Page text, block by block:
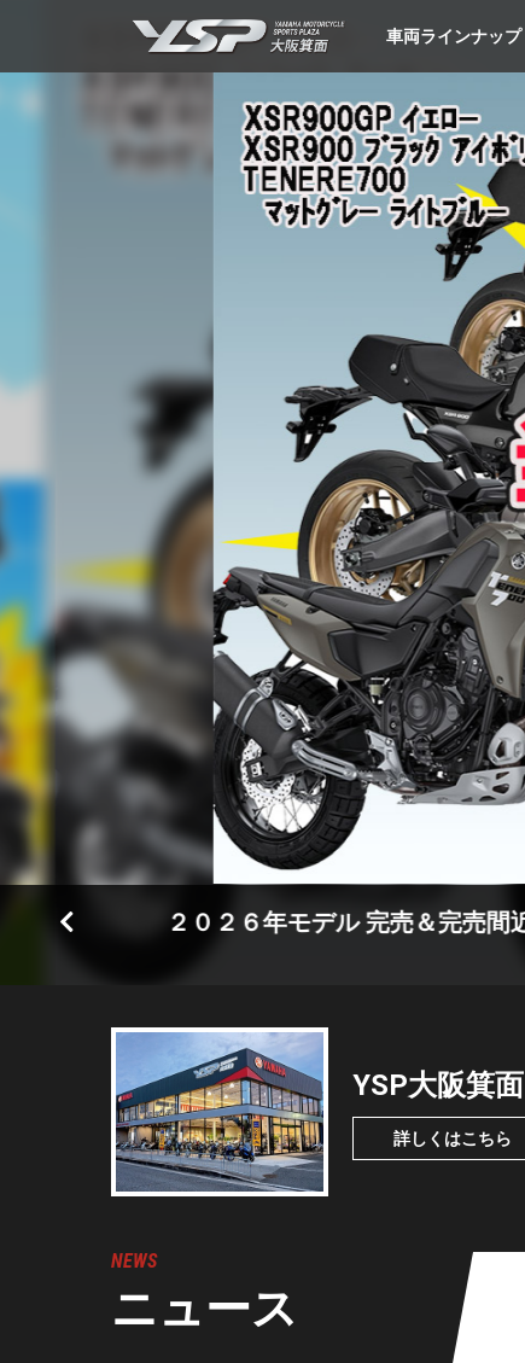
YSP大阪箕面
車両ラインナップ
２０２６年モデル 完売＆完売間近！
YSP大阪箕面
詳しくはこちら
NEWS
ニュース